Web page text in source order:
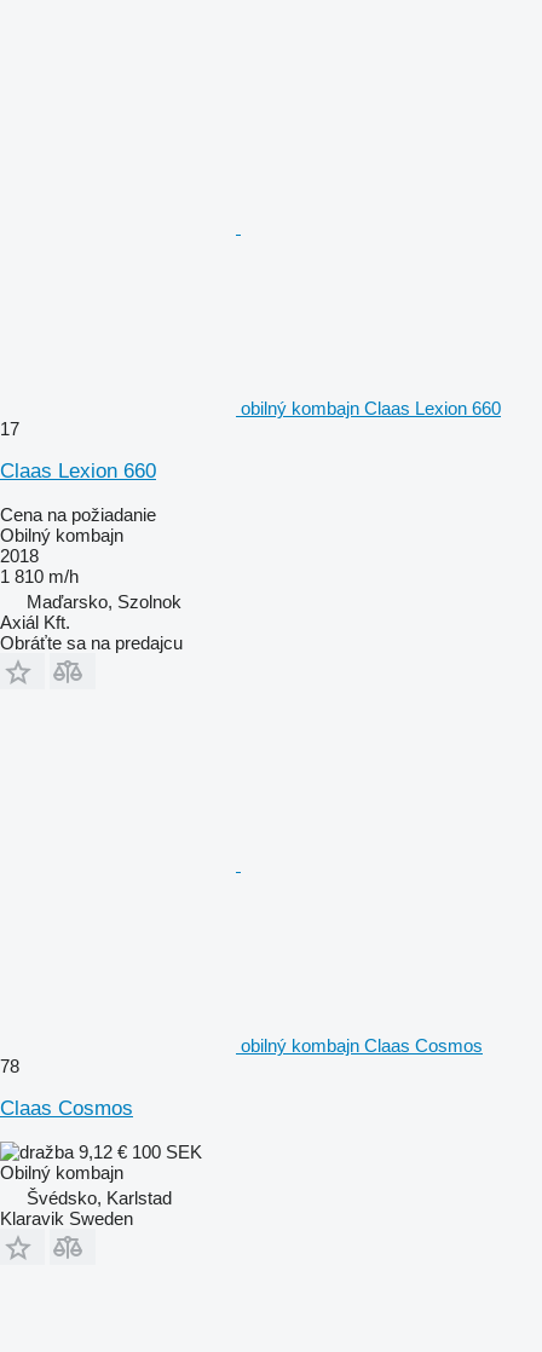
obilný kombajn Claas Lexion 660
17
Claas Lexion 660
Cena na požiadanie
Obilný kombajn
2018
1 810 m/h
Maďarsko, Szolnok
Axiál Kft.
Obráťte sa na predajcu
obilný kombajn Claas Cosmos
78
Claas Cosmos
9,12 € 100 SEK
Obilný kombajn
Švédsko, Karlstad
Klaravik Sweden